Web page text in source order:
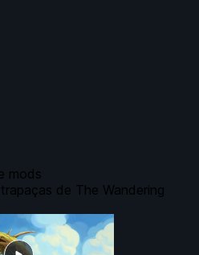
mods
de The Wandering